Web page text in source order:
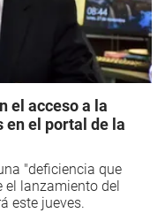
el acceso a la
en el portal de la
"deficiencia que
lanzamiento del
este jueves.